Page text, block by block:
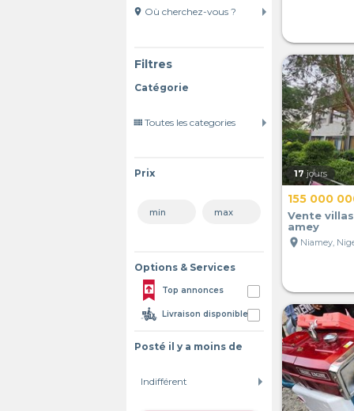
location_on
Filtres
Catégorie
view_comfy
Prix
Options & Services
Top annonces
Livraison disponible
Posté il y a moins de
17 jours
155 000
Vente
amey
location_on Niamey,